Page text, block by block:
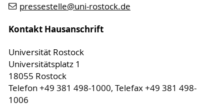
pressestelle@uni-rostock.de
Kontakt Hausanschrift
Universität Rostock
Universitätsplatz 1
18055 Rostock
Telefon +49 381 498-1000, Telefax +49 381 498-
1006